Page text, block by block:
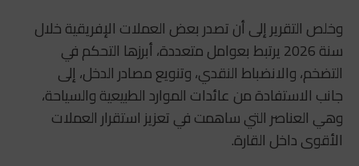
وخلص التقرير إلى أن تصدر بعض العملات الإفريقية خلال
سنة 2026 يرتبط بعوامل متعددة، أبرزها التحكم في
التضخم، والانضباط النقدي، وتنويع مصادر الدخل، إلى
جانب الاستفادة من عائدات الموارد الطبيعية والسياحة،
وهي العناصر التي ساهمت في تعزيز استقرار العملات
الأقوى داخل القارة.